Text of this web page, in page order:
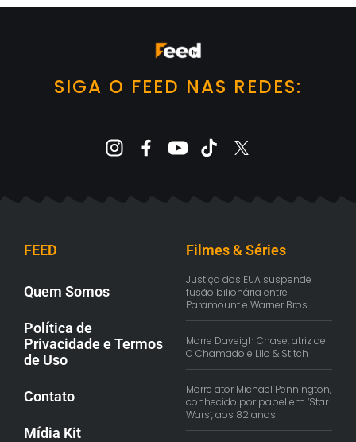
SIGA O FEED NAS REDES:
FEED
Quem Somos
Política de
Privacidade e Termos
de Uso
Contato
Mídia Kit
Filmes & Séries
Justiça dos EUA suspende
fusão bilionária entre
Paramount e Warner Bros.
Morre Daveigh Chase, atriz de
O Chamado e Lilo & Stitch
Morre ator Michael Pennington,
conhecido por papel em ‘Star
Wars’, aos 82 anos